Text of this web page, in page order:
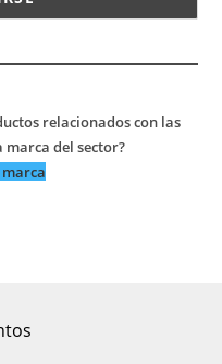
relacionados con las
marca del sector?